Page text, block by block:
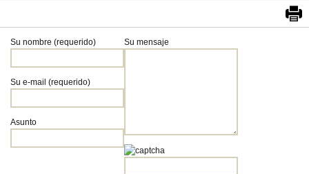
Su nombre (requerido)
Su e-mail (requerido)
Asunto
Su mensaje